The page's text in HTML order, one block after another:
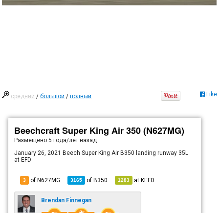
средний /большой /полный Like
Beechcraft Super King Air 350 (N627MG)
Размещено5 года/лет назад
January 26, 2021 Beech Super King Air B350 landing runway 35L
at EFD
3 of N627MG 3165 ofB350 1283 atKEFD
Brendan Finnegan